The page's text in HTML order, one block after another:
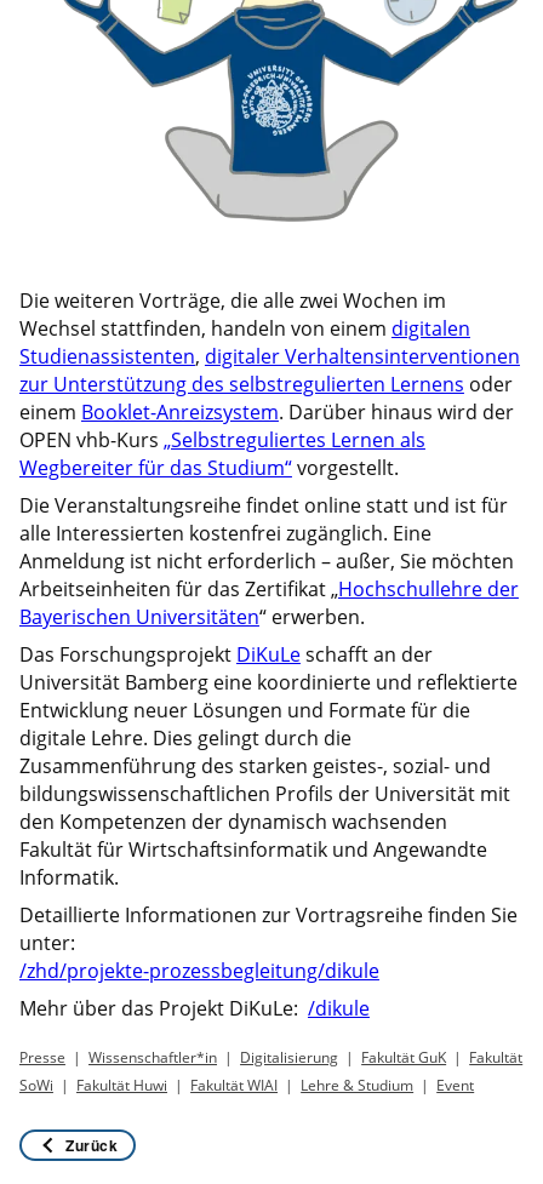
Die weiteren Vorträge, die alle zwei Wochen im
Wechsel stattfinden, handeln von einem digitalen
Studienassistenten, digitaler Verhaltensinterventionen
zur Unterstützung des selbstregulierten Lernens oder
einem Booklet-Anreizsystem. Darüber hinaus wird der
OPEN vhb-Kurs „Selbstreguliertes Lernen als
Wegbereiter für das Studium“vorgestellt.
Die Veranstaltungsreihe findet online statt und ist für
alle Interessierten kostenfrei zugänglich. Eine
Anmeldung ist nicht erforderlich – außer, Sie möchten
Arbeitseinheiten für das Zertifikat „Hochschullehre der
Bayerischen Universitäten“ erwerben.
Das Forschungsprojekt DiKuLeschafft an der
Universität Bamberg eine koordinierte und reflektierte
Entwicklung neuer Lösungen und Formate für die
digitale Lehre. Dies gelingt durch die
Zusammenführung des starken geistes-, sozial- und
bildungswissenschaftlichen Profils der Universität mit
den Kompetenzen der dynamisch wachsenden
Fakultät für Wirtschaftsinformatik und Angewandte
Informatik.
Detaillierte Informationen zur Vortragsreihe finden Sie
unter:
/zhd/projekte-prozessbegleitung/dikule
Mehr über das Projekt DiKuLe: /dikule
Presse Wissenschaftler*in Digitalisierung Fakultät GuK
Fakultät
SoWi
Fakultät Huwi Fakultät WIAI Lehre & Studium Event
Zurück